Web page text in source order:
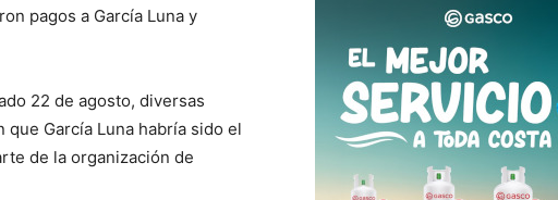
pagos a García Luna y
22 de agosto, diversas
García Luna habría sido el
de la organización de